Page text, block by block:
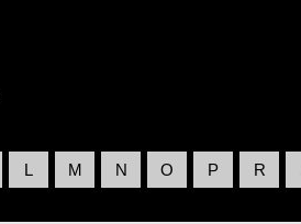
L M N O P R